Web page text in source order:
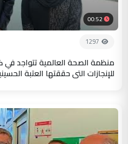
00:52
1297
منظمة الصحة العالمية تتواجد في
للإنجازات التي حققتها العتبة